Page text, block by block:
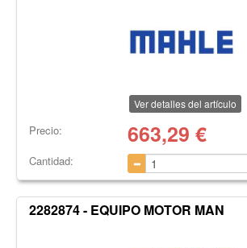
Ver detalles del artículo
Precio: 663,29 €
Cantidad:
2282874 - EQUIPO MOTOR MAN